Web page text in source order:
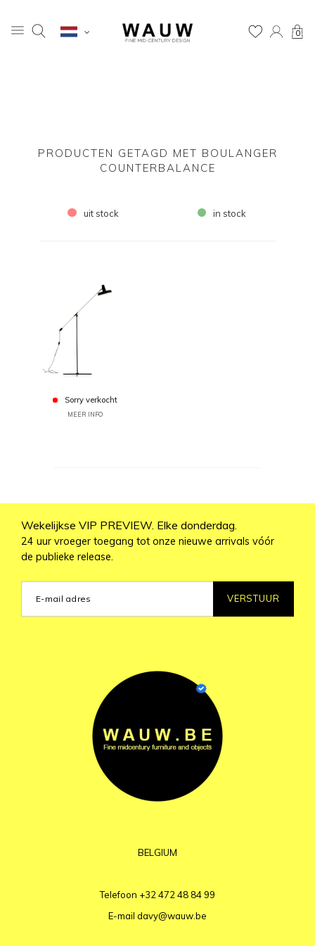
0
PRODUCTEN GETAGD MET BOULANGER
COUNTERBALANCE
uit stock in stock
Sorry verkocht
MEER INFO
Wekelijkse VIP PREVIEW. Elke donderdag.
24 uur vroeger toegang tot onze nieuwe arrivals vóór
de publieke release.
VERSTUUR
BELGIUM
Telefoon +32 472 48 84 99
E-mail davy@wauw.be